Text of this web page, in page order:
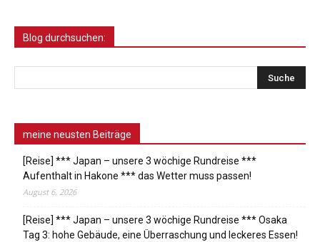
Blog durchsuchen:
meine neusten Beiträge
[Reise] *** Japan – unsere 3 wöchige Rundreise ***
Aufenthalt in Hakone *** das Wetter muss passen!
August 6, 2026
[Reise] *** Japan – unsere 3 wöchige Rundreise *** Osaka
Tag 3: hohe Gebäude, eine Überraschung und leckeres Essen!